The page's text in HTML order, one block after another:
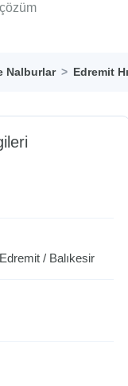
Nalburlar Edremit
Edremit / Balıkesir